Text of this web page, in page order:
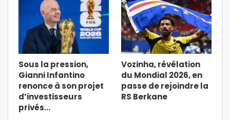
Sous la pression,
Gianni Infantino
renonce à son projet
d’investisseurs
privés…
Vozinha, révélation
du Mondial 2026, en
passe de rejoindre la
RS Berkane